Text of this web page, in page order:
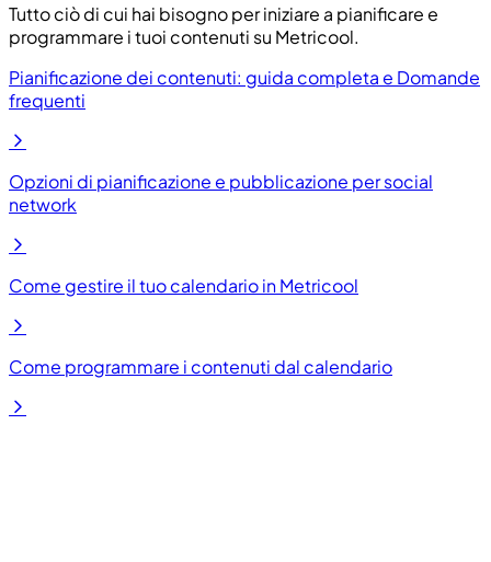
Tutto ciò di cui hai bisogno per iniziare a pianificare e
programmare i tuoi contenuti su Metricool.
Pianificazione dei contenuti: guida completa e Domande
frequenti
Opzioni di pianificazione e pubblicazione per social
network
Come gestire il tuo calendario in Metricool
Come programmare i contenuti dal calendario